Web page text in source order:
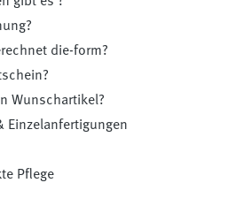
die-form?
Wunschartikel?
Einzelanfertigungen
Pflege